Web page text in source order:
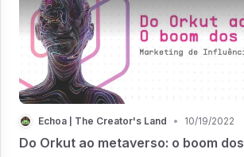
Echoa | The Creator's Land • 10/19/2022
Do Orkut ao metaverso: o boom